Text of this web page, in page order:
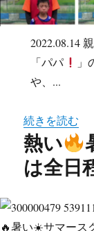
2022.08.14
「パパ
」
や、...
続きを読む
熱い
は全日